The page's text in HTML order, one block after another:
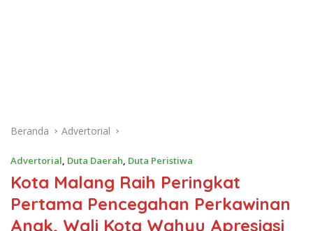
Beranda Advertorial
Advertorial, Duta Daerah, Duta Peristiwa
Kota Malang Raih Peringkat
Pertama Pencegahan Perkawinan
Anak, Wali Kota Wahyu Apresiasi